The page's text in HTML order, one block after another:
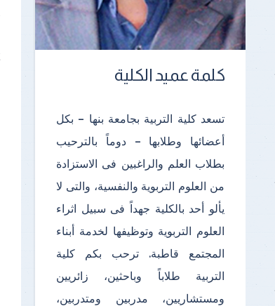
كلمة عميد الكلية
تسعد كلية التربية بجامعة بنها – بكل
أعضائها وطلابها – دوماً بالترحيب
بطلاب العلم والراغبين فى الاستزادة
من العلوم التربوية والنفسية، والتى لا
يألو أحد بالكلية جهداً فى سبيل اثراء
العلوم التربوية وتوظيفها لخدمة أبناء
المجتمع قاطبة. ترحب بكم كلية
التربية طلاباً وباحثين، زائريين
ومستشاريين، مدربين ومتدربين،